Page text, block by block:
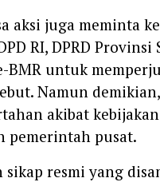
aksi juga meminta
RI, DPRD Provinsi
BMR untuk
Namun
akibat
pemerintah pusat.
sikap resmi yang